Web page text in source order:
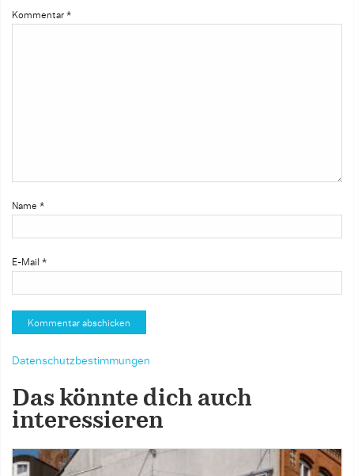
Kommentar *
Name *
E-Mail *
Datenschutzbestimmungen
Das könnte dich auch
interessieren